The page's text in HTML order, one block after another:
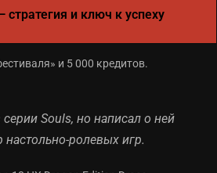
и ключ к успеху
и 5 000 кредитов.
Souls, но написал о ней
ролевых игр.